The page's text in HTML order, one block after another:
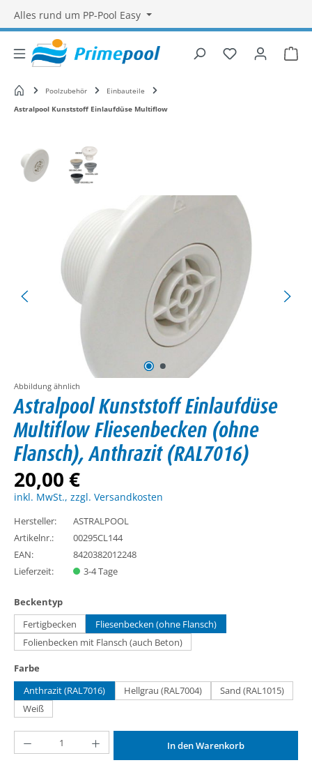
Alles rund um PP-Pool Easy
Du hast 0
Startseite Poolzubehör
Einbauteile
Astralpool Kunststoff Einlaufdüse Multiflow
Abbildung ähnlich
Astralpool Kunststoff Einlaufdüse
Multiflow Fliesenbecken (ohne
Flansch), Anthrazit (RAL7016)
20,00 €
inkl. MwSt., zzgl. Versandkosten
Hersteller:
ASTRALPOOL
Artikelnr.:
00295CL144
EAN:
8420382012248
Lieferzeit:
3-4 Tage
Beckentypauswählen
Fertigbecken
Fliesenbecken (ohne Flansch)
Folienbecken mit Flansch (auch Beton)
Farbe
Anthrazit (RAL7016)
Hellgrau (RAL7004)
Sand (RAL1015)
Weiß
Produkt Anzahl: Gib den gewünschten Wert ein oder benutze die Schaltflächen
In den Warenkorb